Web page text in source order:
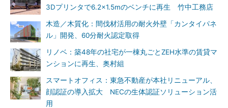
3Dプリンタで6.2×1.5mのベンチに再生 竹中工務店
木造／木質化：間伐材活用の耐火外壁「カンタイパネ
ル」開発、60分耐火認定取得
リノベ：築48年の社宅が一棟丸ごとZEH水準の賃貸マ
ンションに再生、奥村組
スマートオフィス：東急不動産が本社リニューアル、
顔認証の導入拡大 NECの生体認証ソリューション活
用